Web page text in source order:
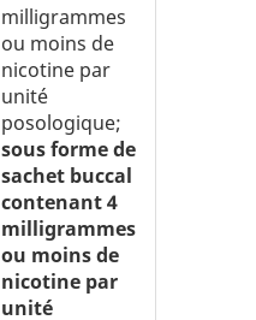
milligrammes
ou moins de
nicotine par
unité
posologique;
sous forme de
sachet buccal
contenant 4
milligrammes
ou moins de
nicotine par
unité